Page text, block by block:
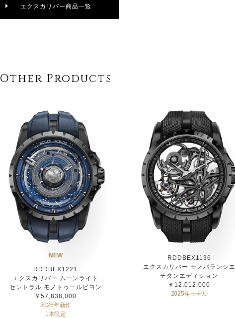
エクスカリバー商品一覧
Other Products
NEW
RDDBEX1221
エクスカリバー ムーンライト
セントラル モノトゥールビヨン
￥57,838,000
2026年新作
1本限定
RDDBEX1136
エクスカリバー モノバランシエ
チタンエディション
￥12,012,000
2025年モデル